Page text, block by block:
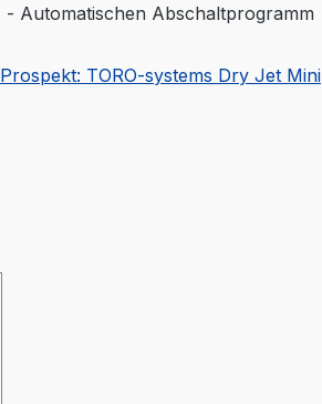
- Automatischen Abschaltprogramm
Prospekt: TORO-systems Dry Jet Mini